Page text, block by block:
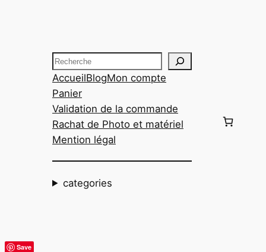
Recherche
AccueilBlogMon compte
Panier
Validation de la commande
Rachat de Photo et matériel
Mention légal
categories
Save